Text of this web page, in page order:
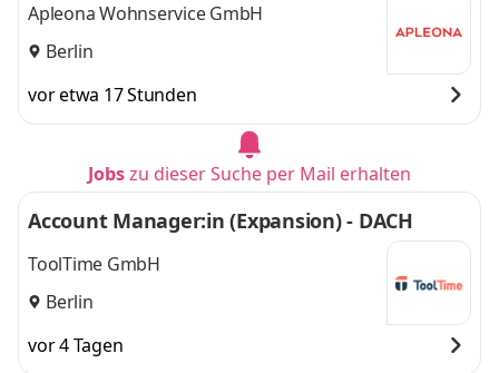
Apleona Wohnservice GmbH
Berlin
vor etwa 17 Stunden
Jobszu dieser Suche per Mail erhalten
Account Manager:in (Expansion) - DACH
ToolTime GmbH
Berlin
vor 4 Tagen